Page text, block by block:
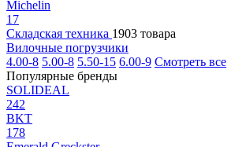
Michelin
17
Складская техника 1903 товара
Вилочные погрузчики
4.00-8 5.00-8 5.50-15 6.00-9 Смотреть все
Популярные бренды
SOLIDEAL
242
BKT
178